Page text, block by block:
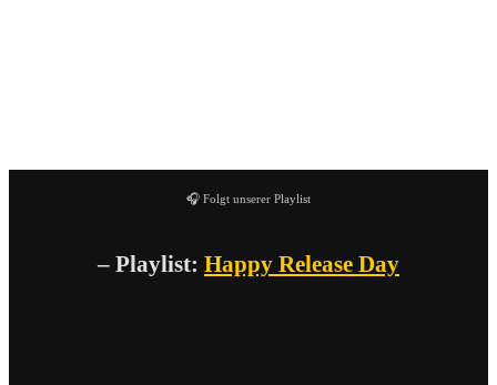
🎧 Folgt unserer Playlist
– Playlist: Happy Release Day